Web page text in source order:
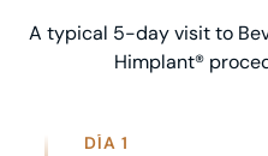
A typical 5-day visit to
Himplant®
DÍA 1